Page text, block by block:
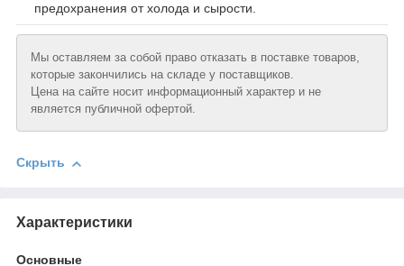
предохранения от холода и сырости.
Мы оставляем за собой право отказать в поставке товаров,
которые закончились на складе у поставщиков.
Цена на сайте носит информационный характер и не
является публичной офертой.
Скрыть
Характеристики
Основные